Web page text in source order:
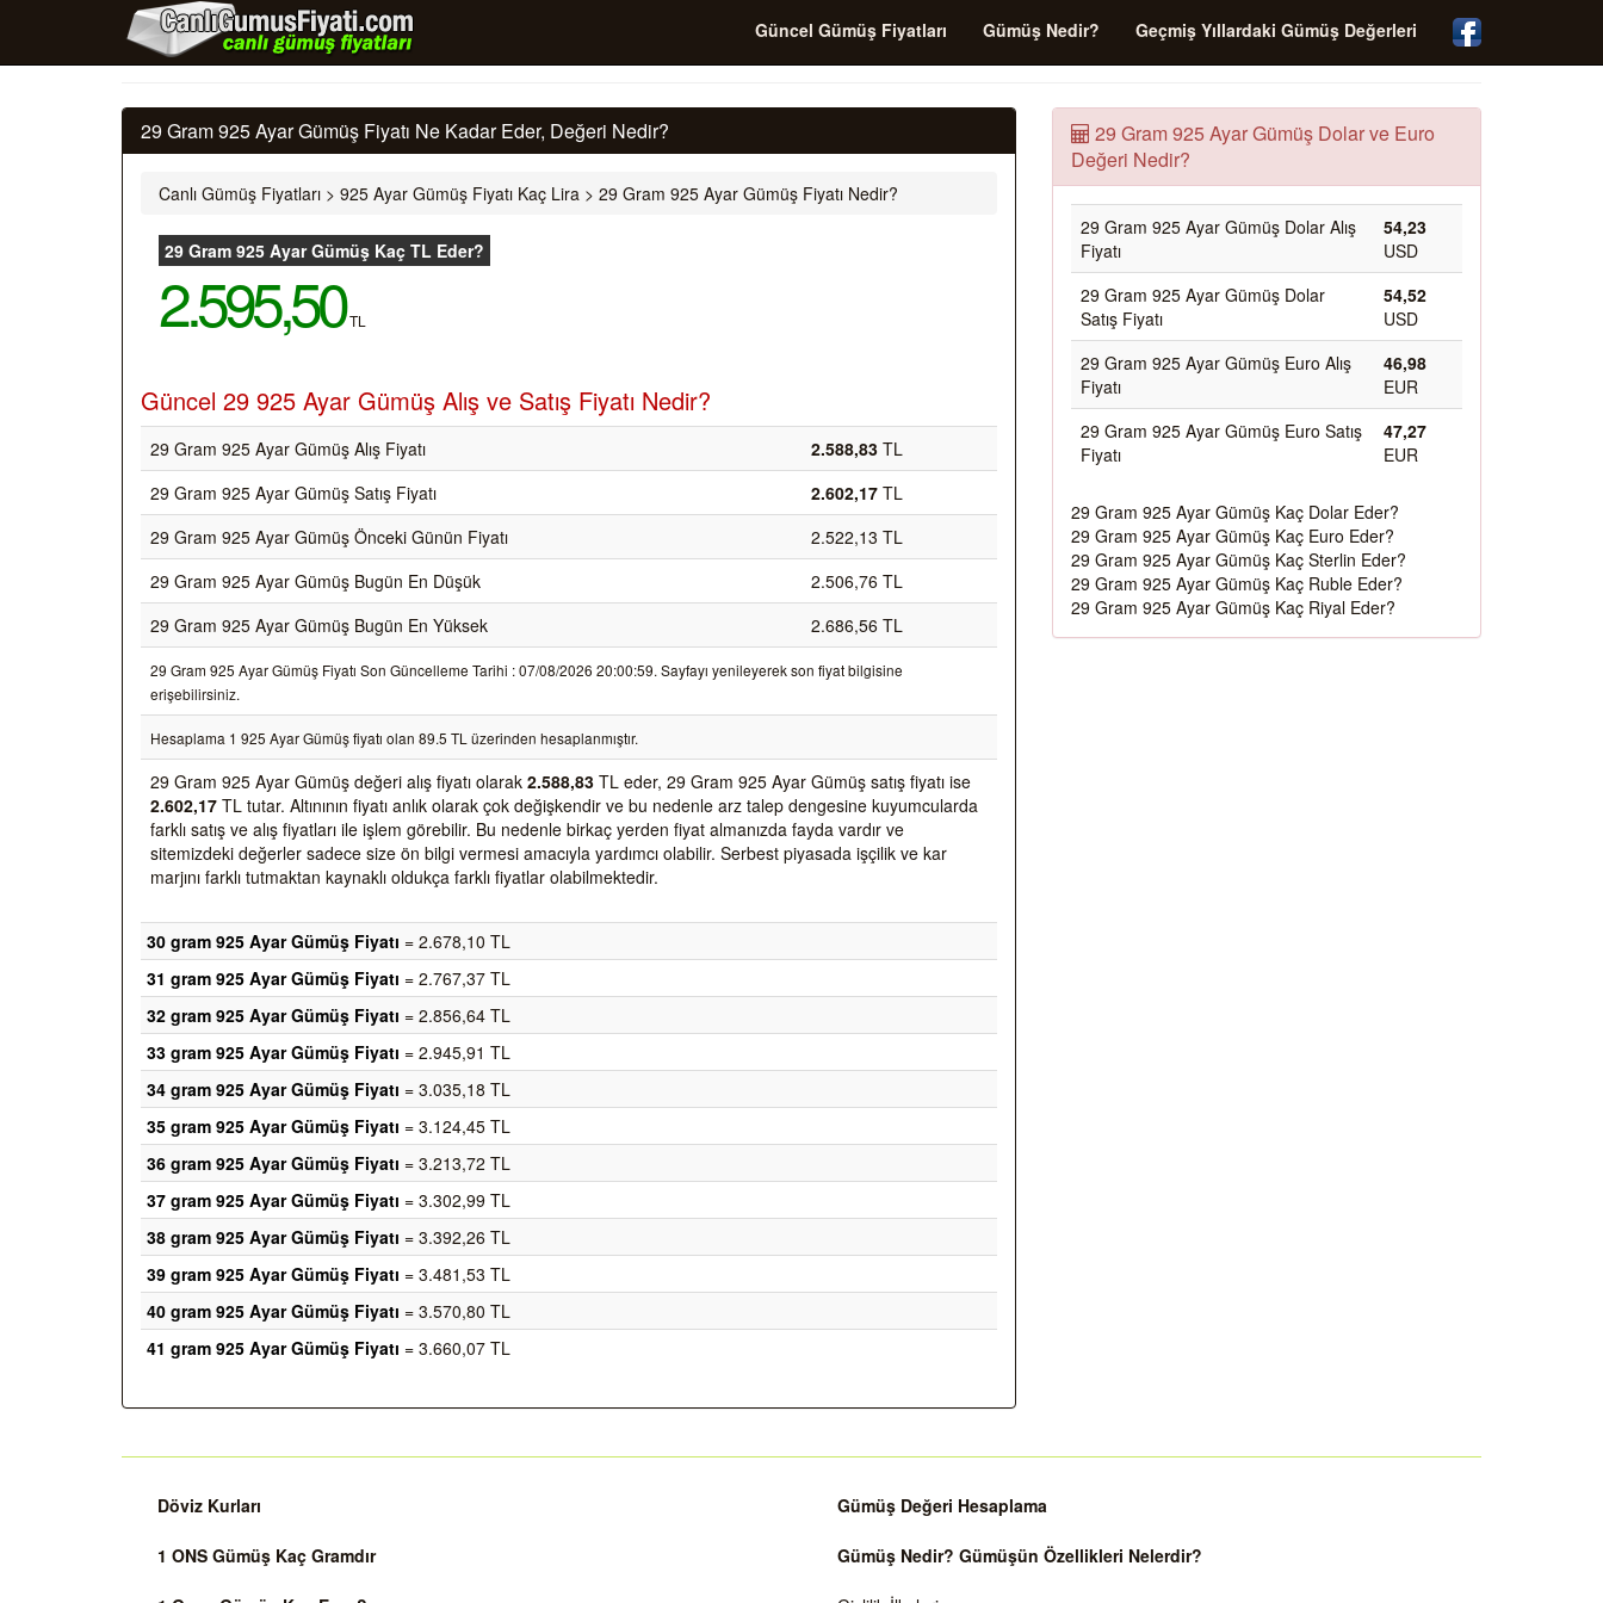
Güncel Gümüş Fiyatları Gümüş Nedir? Geçmiş Yıllardaki Gümüş Değerleri
29 Gram 925 Ayar Gümüş Fiyatı Ne Kadar Eder, Değeri Nedir?
Canlı Gümüş Fiyatları > 925 Ayar Gümüş Fiyatı Kaç Lira > 29 Gram 925 Ayar Gümüş Fiyatı Nedir?
29 Gram 925 Ayar Gümüş Kaç TL Eder?
2.595,50 TL
Güncel 29 925 Ayar Gümüş Alış ve Satış Fiyatı Nedir?
29 Gram 925 Ayar Gümüş Alış Fiyatı 2.588,83 TL
29 Gram 925 Ayar Gümüş Satış Fiyatı
2.602,17 TL
29 Gram 925 Ayar Gümüş Önceki Günün Fiyatı
2.522,13 TL
29 Gram 925 Ayar Gümüş Bugün En Düşük
2.506,76 TL
29 Gram 925 Ayar Gümüş Bugün En Yüksek
2.686,56 TL
29 Gram 925 Ayar Gümüş Fiyatı Son Güncelleme Tarihi : 07/08/2026 20:00:59. Sayfayı yenileyerek son fiyat bilgisine
erişebilirsiniz.
Hesaplama 1 925 Ayar Gümüş fiyatı olan 89.5 TL üzerinden hesaplanmıştır.
29 Gram 925 Ayar Gümüş değeri alış fiyatı olarak 2.588,83 TL eder, 29 Gram 925 Ayar Gümüş satış fiyatı ise
2.602,17 TL tutar. Altınının fiyatı anlık olarak çok değişkendir ve bu nedenle arz talep dengesine kuyumcularda
farklı satış ve alış fiyatları ile işlem görebilir. Bu nedenle birkaç yerden fiyat almanızda fayda vardır ve
sitemizdeki değerler sadece size ön bilgi vermesi amacıyla yardımcı olabilir. Serbest piyasada işçilik ve kar
marjını farklı tutmaktan kaynaklı oldukça farklı fiyatlar olabilmektedir.
30 gram 925 Ayar Gümüş Fiyatı = 2.678,10 TL
31 gram 925 Ayar Gümüş Fiyatı = 2.767,37 TL
32 gram 925 Ayar Gümüş Fiyatı = 2.856,64 TL
33 gram 925 Ayar Gümüş Fiyatı = 2.945,91 TL
34 gram 925 Ayar Gümüş Fiyatı = 3.035,18 TL
35 gram 925 Ayar Gümüş Fiyatı = 3.124,45 TL
36 gram 925 Ayar Gümüş Fiyatı = 3.213,72 TL
37 gram 925 Ayar Gümüş Fiyatı = 3.302,99 TL
38 gram 925 Ayar Gümüş Fiyatı = 3.392,26 TL
39 gram 925 Ayar Gümüş Fiyatı = 3.481,53 TL
40 gram 925 Ayar Gümüş Fiyatı = 3.570,80 TL
41 gram 925 Ayar Gümüş Fiyatı = 3.660,07 TL
29 Gram 925 Ayar Gümüş Dolar ve Euro
Değeri Nedir?
29 Gram 925 Ayar Gümüş Dolar Alış
Fiyatı
54,23
USD
29 Gram 925 Ayar Gümüş Dolar
Satış Fiyatı
54,52
USD
29 Gram 925 Ayar Gümüş Euro Alış
Fiyatı
46,98
EUR
29 Gram 925 Ayar Gümüş Euro Satış
Fiyatı
47,27
EUR
29 Gram 925 Ayar Gümüş Kaç Dolar Eder?
29 Gram 925 Ayar Gümüş Kaç Euro Eder?
29 Gram 925 Ayar Gümüş Kaç Sterlin Eder?
29 Gram 925 Ayar Gümüş Kaç Ruble Eder?
29 Gram 925 Ayar Gümüş Kaç Riyal Eder?
Döviz Kurları
1 ONS Gümüş Kaç Gramdır
Gümüş Değeri Hesaplama
Gümüş Nedir? Gümüşün Özellikleri Nelerdir?